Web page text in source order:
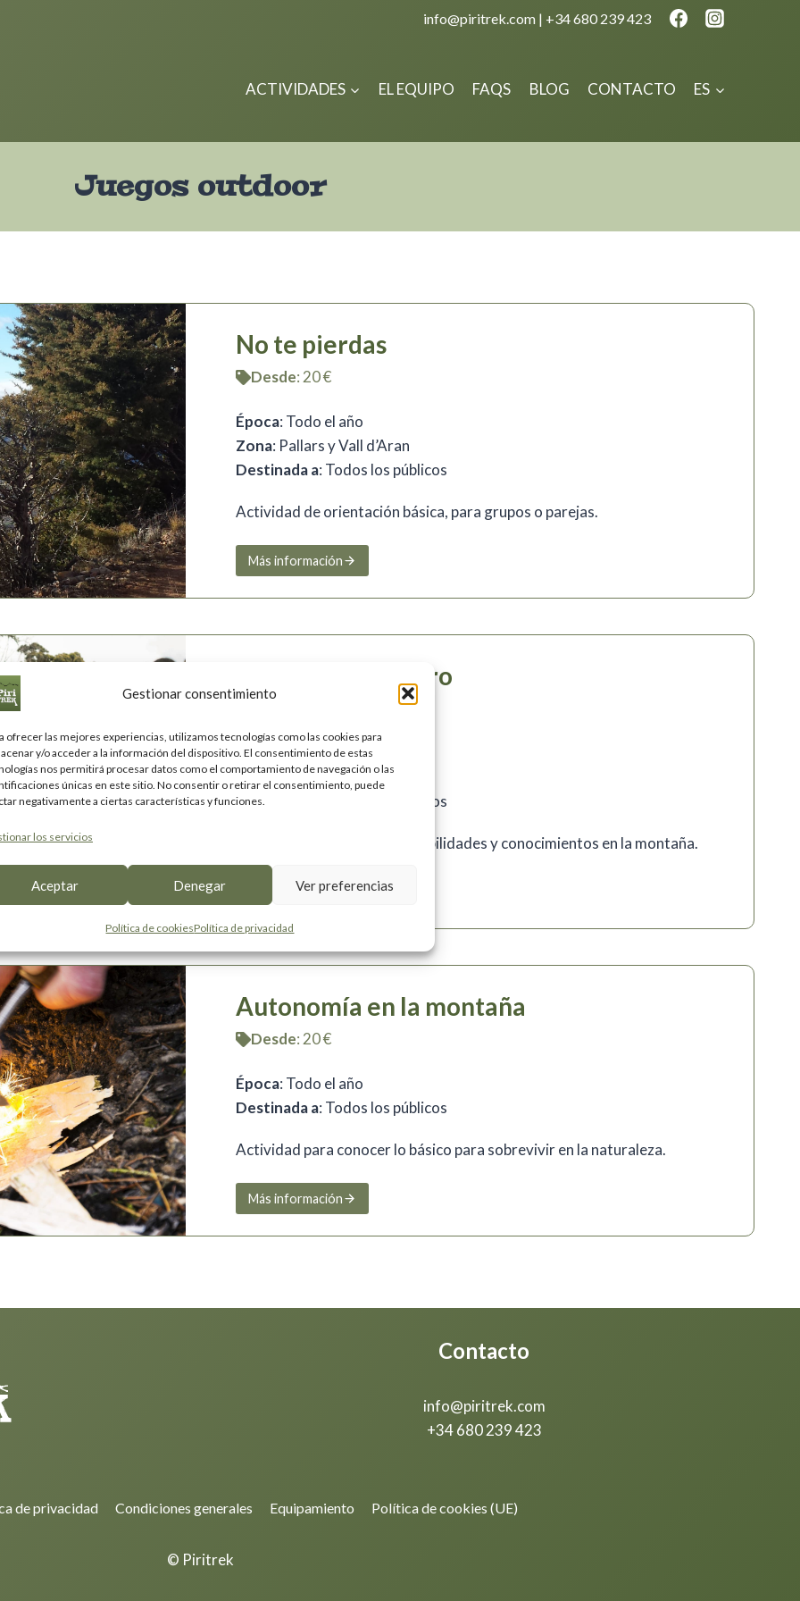
Gestionar consentimiento
ofrecer las mejores experiencias, utilizamos tecnologías como las cookies para
y/o acceder a la información del dispositivo. El consentimiento de estas
nos permitirá procesar datos como el comportamiento de navegación o las
únicas en este sitio. No consentir o retirar el consentimiento, puede
negativamente a ciertas características y funciones.
los servicios
Aceptar Denegar Ver preferencias
Política de cookiesPolítica de privacidad
info@piritrek.com | +34 680 239 423
ACTIVIDADES EL EQUIPO FAQS BLOG CONTACTO ES
Juegos outdoor
No te pierdas
Desde: 20 €
Época: Todo el año
Zona: Pallars y Vall d’Aran
Destinada a: Todos los públicos
Actividad de orientación básica, para grupos o parejas.
Más información
En busca del tesoro
Época: Todo el año
Zona: Pallars y Vall d’Aran
Destinada a
: Todos los públicos
Actividad para demostrar habilidades y conocimientos en la montaña.
Más información
Autonomía en la montaña
Desde: 20 €
Época: Todo el año
Destinada a: Todos los públicos
Actividad para conocer lo básico para sobrevivir en la naturaleza.
Más información
Contacto
info@piritrek.com
+34 680 239 423
de privacidad Condiciones generales Equipamiento Política de cookies (UE)
© Piritrek